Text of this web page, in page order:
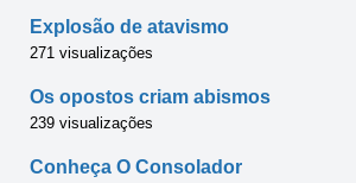
Explosão de atavismo
271 visualizações
Os opostos criam abismos
239 visualizações
Conheça O Consolador